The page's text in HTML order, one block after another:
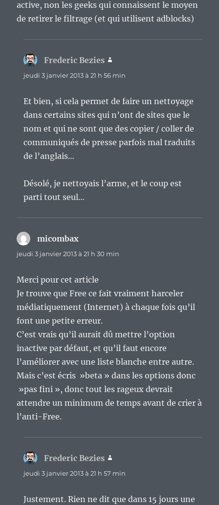
active, non les geeks qui connaissent le moyen
de retirer le filtrage (et qui utilisent adblocks)
Frederic Bezies
jeudi 3 janvier 2013 à 21 h 56 min
Et bien, si cela permet de faire un nettoyage
dans certains sites qui n’ont de sites que le
nom et qui ne sont que des copier / coller de
communiqués de presse parfois mal traduits
de l’anglais…
Désolé, je nettoyais l’arme, et le coup est
parti tout seul…
micombax
jeudi 3 janvier 2013 à 21 h 30 min
Merci pour cet article
Je trouve que Free ce fait vraiment harceler
médiatiquement (Internet) à chaque fois qu’il
font une petite erreur.
C’est vrais qu’il aurait dû mettre l’option
inactive par défaut, et qu’il faut encore
l’améliorer avec une liste blanche entre autre.
Mais c’est écris »beta » dans les options donc
»pas fini », donc tout les rageux devrait
attendre un minimum de temps avant de crier à
l’anti-Free.
Frederic Bezies
jeudi 3 janvier 2013 à 21 h 57 min
Justement. Rien ne dit que dans 15 jours une